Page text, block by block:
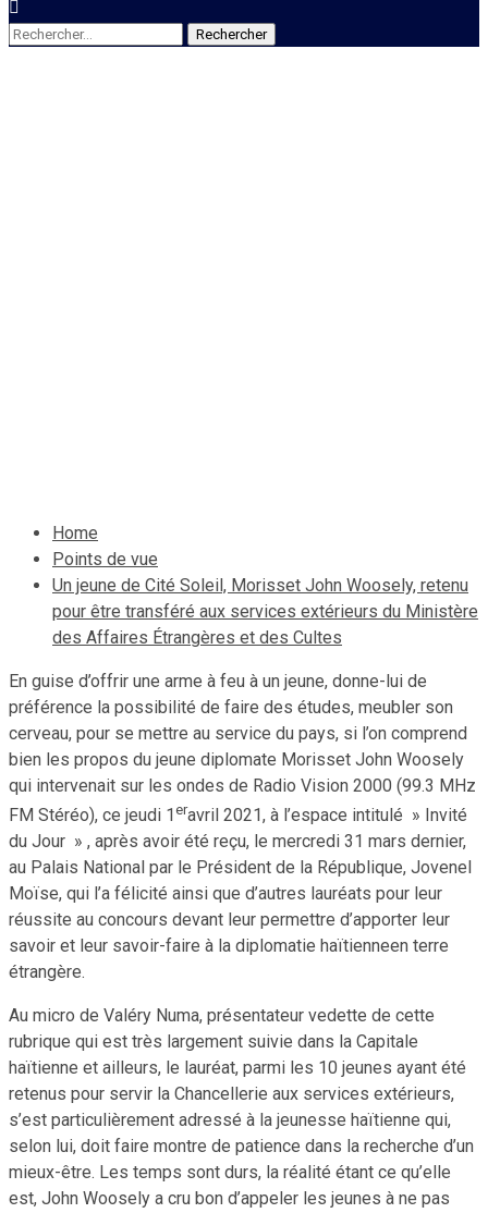
Rechercher :
Home
Points de vue
Un jeune de Cité Soleil, Morisset John Woosely, retenu
pour être transféré aux services extérieurs du Ministère
des Affaires Étrangères et des Cultes
En guise d’offrir une arme à feu à un jeune, donne-lui de
préférence la possibilité de faire des études, meubler son
cerveau, pour se mettre au service du pays, si l’on comprend
bien les propos du jeune diplomate Morisset John Woosely
qui intervenait sur les ondes de Radio Vision 2000 (99.3 MHz
FM Stéréo), ce jeudi 1 eravril 2021, à l’espace intitulé » Invité
du Jour » , après avoir été reçu, le mercredi 31 mars dernier,
au Palais National par le Président de la République, Jovenel
Moïse, qui l’a félicité ainsi que d’autres lauréats pour leur
réussite au concours devant leur permettre d’apporter leur
savoir et leur savoir-faire à la diplomatie haïtienneen terre
étrangère.
Au micro de Valéry Numa, présentateur vedette de cette
rubrique qui est très largement suivie dans la Capitale
haïtienne et ailleurs, le lauréat, parmi les 10 jeunes ayant été
retenus pour servir la Chancellerie aux services extérieurs,
s’est particulièrement adressé à la jeunesse haïtienne qui,
selon lui, doit faire montre de patience dans la recherche d’un
mieux-être. Les temps sont durs, la réalité étant ce qu’elle
est, John Woosely a cru bon d’appeler les jeunes à ne pas